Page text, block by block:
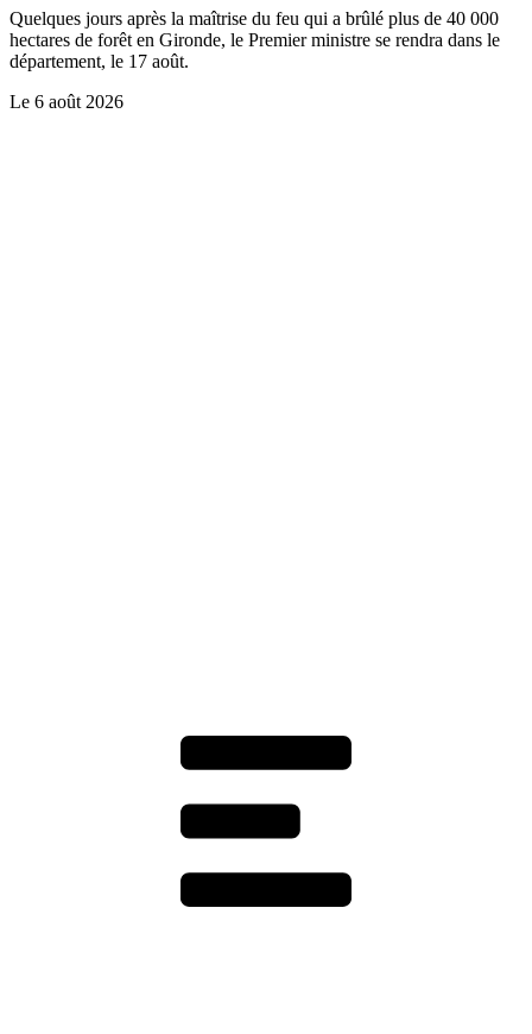
Quelques jours après la maîtrise du feu qui a brûlé plus de 40 000
hectares de forêt en Gironde, le Premier ministre se rendra dans le
département, le 17 août.
Le 6 août 2026